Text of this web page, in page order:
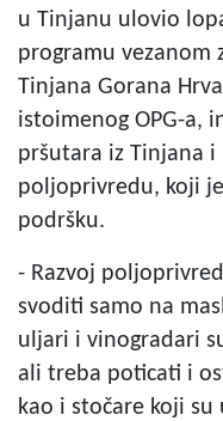
u Tinjanu ulovio
programu vezanom
Tinjana Gorana
istoimenog OPG-a,
pršutara iz Tinjana
poljoprivredu, koji
podršku.
- Razvoj
svoditi samo na
uljari i vinogradari
ali treba poticati i
kao i stočare koji